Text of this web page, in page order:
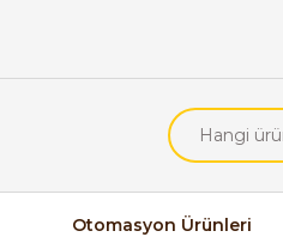
Otomasyon Ürünleri